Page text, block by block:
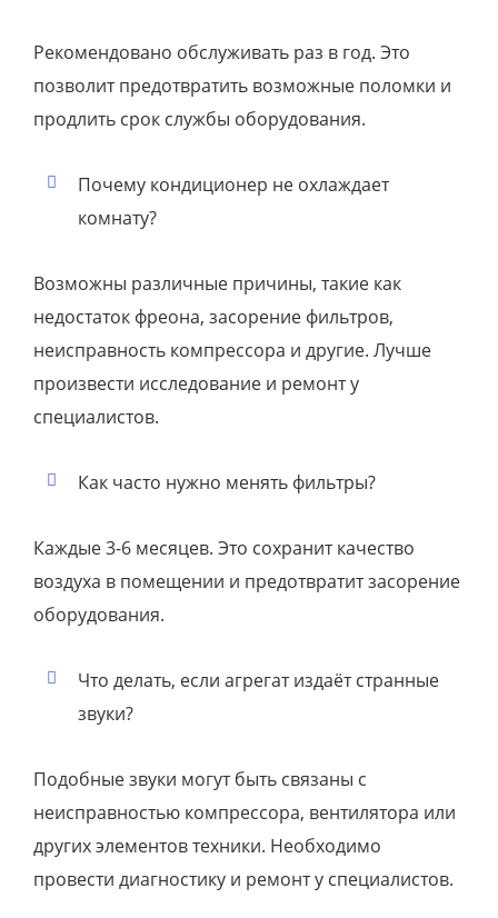
Рекомендовано обслуживать раз в год. Это
позволит предотвратить возможные поломки и
продлить срок службы оборудования.
Почему кондиционер не охлаждает
комнату?
Возможны различные причины, такие как
недостаток фреона, засорение фильтров,
неисправность компрессора и другие. Лучше
произвести исследование и ремонт у
специалистов.
Как часто нужно менять фильтры?
Каждые 3-6 месяцев. Это сохранит качество
воздуха в помещении и предотвратит засорение
оборудования.
Что делать, если агрегат издаёт странные
звуки?
Подобные звуки могут быть связаны с
неисправностью компрессора, вентилятора или
других элементов техники. Необходимо
провести диагностику и ремонт у специалистов.